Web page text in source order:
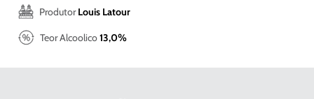
Produtor Louis Latour
Teor Alcoolico13,0%